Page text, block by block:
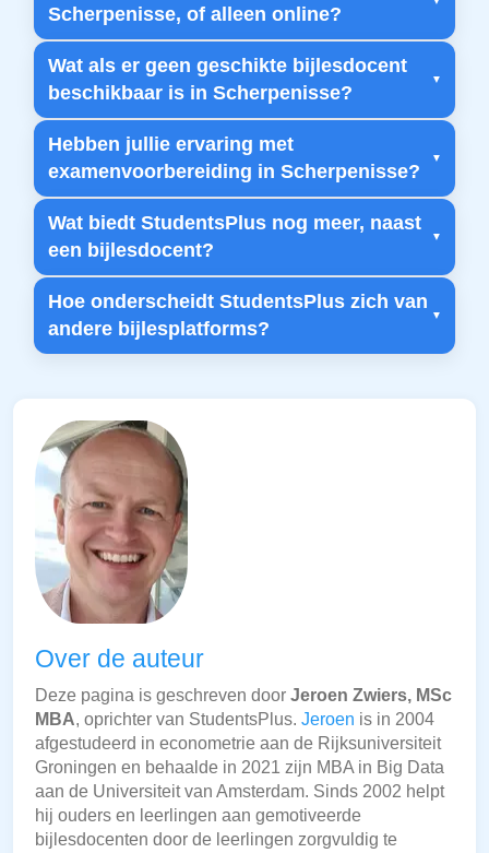
Scherpenisse, of alleen online?
Wat als er geen geschikte bijlesdocent
beschikbaar is in Scherpenisse?
Hebben jullie ervaring met
examenvoorbereiding in Scherpenisse?
Wat biedt StudentsPlus nog meer, naast
een bijlesdocent?
Hoe onderscheidt StudentsPlus zich van
andere bijlesplatforms?
Over de auteur
Deze pagina is geschreven door Jeroen Zwiers, MSc
MBA, oprichter van StudentsPlus. Jeroen is in 2004
afgestudeerd in econometrie aan de Rijksuniversiteit
Groningen en behaalde in 2021 zijn MBA in Big Data
aan de Universiteit van Amsterdam. Sinds 2002 helpt
hij ouders en leerlingen aan gemotiveerde
bijlesdocenten door de leerlingen zorgvuldig te